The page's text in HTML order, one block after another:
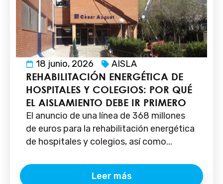
18 junio, 2026 AISLA
REHABILITACIÓN ENERGÉTICA DE
HOSPITALES Y COLEGIOS: POR QUÉ
EL AISLAMIENTO DEBE IR PRIMERO
El anuncio de una línea de 368 millones
de euros para la rehabilitación energética
de hospitales y colegios, así como...
Leer más